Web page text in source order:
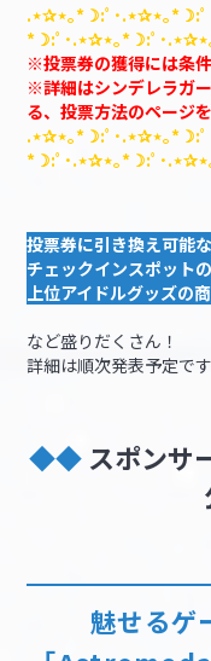
.⋆✰⋆｡*☽:ﾟ･.⋆✰⋆｡*☽:
*☽:ﾟ･.⋆✰⋆｡*☽:ﾟ･
※投票券の獲得には条件
※詳細はシンデレラガ
る、投票方法のページ
.⋆✰⋆｡*☽:ﾟ･.⋆✰⋆｡*☽:
*☽:ﾟ･.⋆✰⋆｡*☽:ﾟ･
投票券に引き換え可能
チェックインスポット
上位アイドルグッズの
など盛りだくさん！
詳細は順次発表予定で
◆◆ スポンサ
魅せるゲ